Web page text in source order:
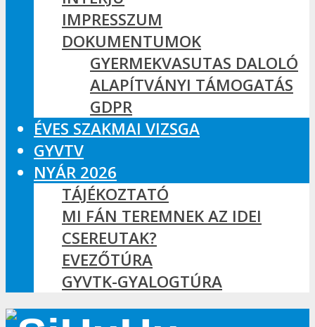
IMPRESSZUM
DOKUMENTUMOK
GYERMEKVASUTAS DALOLÓ
ALAPÍTVÁNYI TÁMOGATÁS
GDPR
ÉVES SZAKMAI VIZSGA
GYVTV
NYÁR 2026
TÁJÉKOZTATÓ
MI FÁN TEREMNEK AZ IDEI
CSEREUTAK?
EVEZŐTÚRA
GYVTK-GYALOGTÚRA